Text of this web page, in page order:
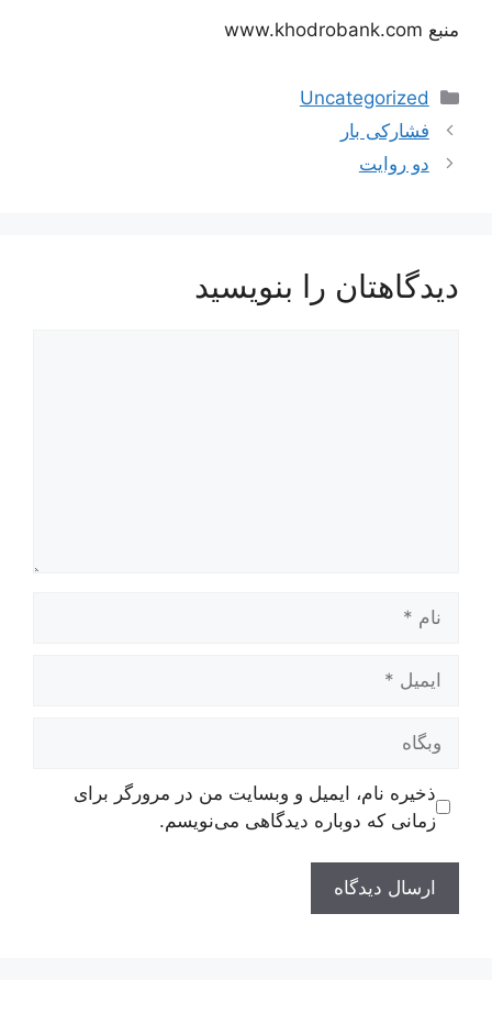
منبع www.khodrobank.com
دسته‌ها
Uncategorized
ناوبری
نوشته‌ها
فشارکی بار
دو روایت
دیدگاهتان را بنویسید
وبگاه
ذخیره نام، ایمیل و وبسایت من در مرورگر برای
زمانی که دوباره دیدگاهی می‌نویسم.